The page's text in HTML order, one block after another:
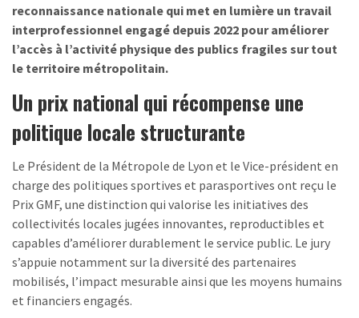
reconnaissance nationale qui met en lumière un travail
interprofessionnel engagé depuis 2022 pour améliorer
l’accès à l’activité physique des publics fragiles sur tout
le territoire métropolitain.
Un prix national qui récompense une
politique locale structurante
Le Président de la Métropole de Lyon et le Vice-président en
charge des politiques sportives et parasportives ont reçu le
Prix GMF, une distinction qui valorise les initiatives des
collectivités locales jugées innovantes, reproductibles et
capables d’améliorer durablement le service public. Le jury
s’appuie notamment sur la diversité des partenaires
mobilisés, l’impact mesurable ainsi que les moyens humains
et financiers engagés.